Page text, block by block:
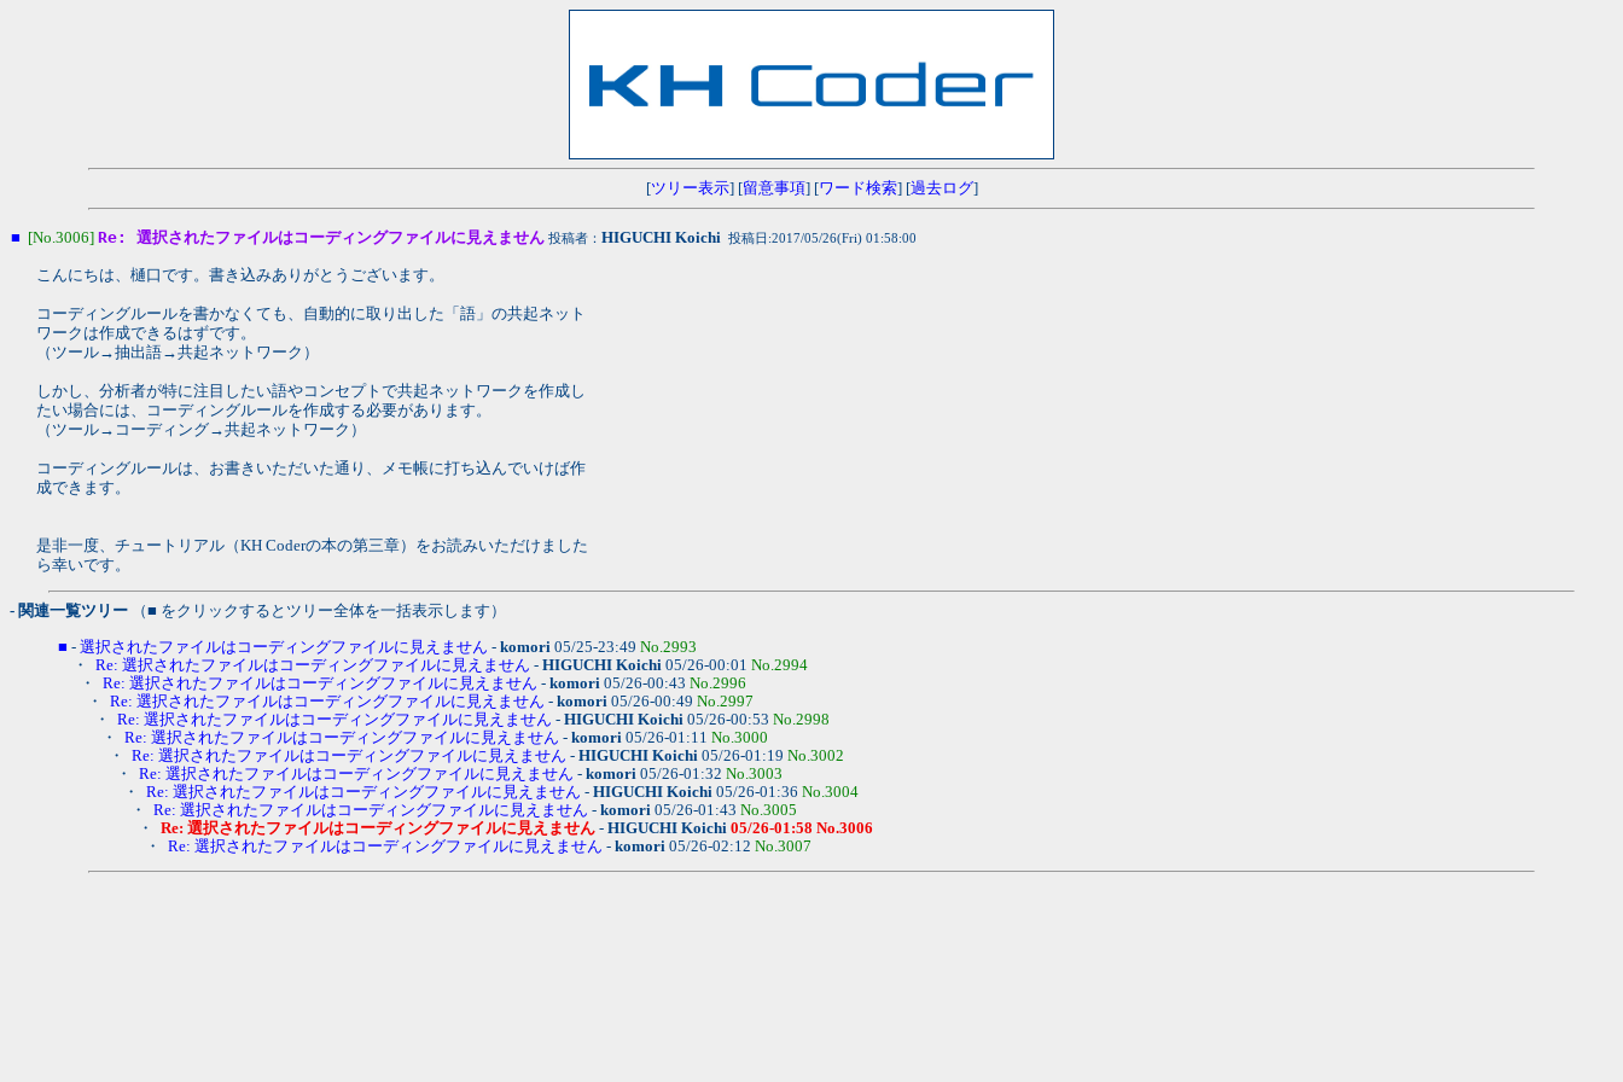
[ツリー表示] [留意事項] [ワード検索] [過去ログ]
■ [No.3006] Re: 選択されたファイルはコーディングファイルに見えません 投稿者： HIGUCHI Koichi 投稿日:2017/05/26(Fri) 01:58:00
こんにちは、樋口です。書き込みありがとうございます。
コーディングルールを書かなくても、自動的に取り出した「語」の共起ネット
ワークは作成できるはずです。
（ツール→抽出語→共起ネットワーク）
しかし、分析者が特に注目したい語やコンセプトで共起ネットワークを作成し
たい場合には、コーディングルールを作成する必要があります。
（ツール→コーディング→共起ネットワーク）
コーディングルールは、お書きいただいた通り、メモ帳に打ち込んでいけば作
成できます。
是非一度、チュートリアル（KH Coderの本の第三章）をお読みいただけました
ら幸いです。
- 関連一覧ツリー （■ をクリックするとツリー全体を一括表示します）
■ - 選択されたファイルはコーディングファイルに見えません - komori 05/25-23:49 No.2993
・ Re: 選択されたファイルはコーディングファイルに見えません - HIGUCHI Koichi 05/26-00:01 No.2994
・ Re: 選択されたファイルはコーディングファイルに見えません - komori 05/26-00:43 No.2996
・ Re: 選択されたファイルはコーディングファイルに見えません - komori 05/26-00:49 No.2997
・ Re: 選択されたファイルはコーディングファイルに見えません - HIGUCHI Koichi 05/26-00:53 No.2998
・ Re: 選択されたファイルはコーディングファイルに見えません - komori 05/26-01:11 No.3000
・ Re: 選択されたファイルはコーディングファイルに見えません - HIGUCHI Koichi 05/26-01:19 No.3002
・ Re: 選択されたファイルはコーディングファイルに見えません - komori 05/26-01:32 No.3003
・ Re: 選択されたファイルはコーディングファイルに見えません - HIGUCHI Koichi 05/26-01:36 No.3004
・ Re: 選択されたファイルはコーディングファイルに見えません - komori 05/26-01:43 No.3005
・ Re: 選択されたファイルはコーディングファイルに見えません - HIGUCHI Koichi 05/26-01:58 No.3006
・ Re: 選択されたファイルはコーディングファイルに見えません - komori 05/26-02:12 No.3007